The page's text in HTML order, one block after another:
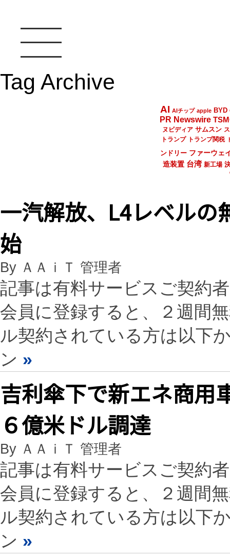
Tag Archive
AI AIチップ apple BYD
PR Newswire
ヌビディア サムスン
トランプ
トランプ関税
ンドリー ファーウェ
造装置 台湾 新工場
一汽解放、L4レベルの
始
By ＡＡｉＴ 管理者
記事は有料サービスご契約
会員に登録すると、２週間
ル契約されている方は以下
ン »
吉利傘下で新エネ商用
６億米ドル調達
By ＡＡｉＴ 管理者
記事は有料サービスご契約
会員に登録すると、２週間
ル契約されている方は以下
ン »